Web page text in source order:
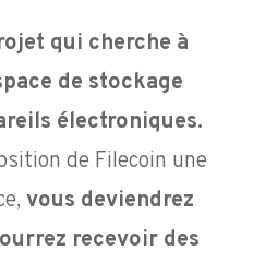
qui cherche à
de stockage
électroniques.
de Filecoin une
vous deviendrez
recevoir des